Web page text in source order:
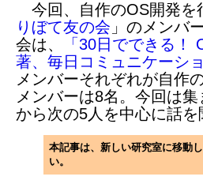
今回、自作のOS開発を
りぼて友の会 」のメンバ
会は、
「30日でできる！
著、毎日コミュニケーシ
メンバーそれぞれが自作
メンバーは8名。今回は
から次の5人を中心に話を
本記事は、新しい研究室に移動
い。